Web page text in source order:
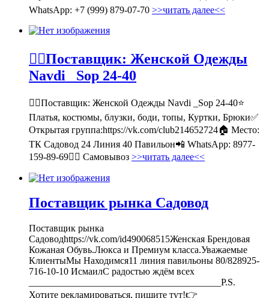
WhatsApp: +7 (999) 879-07-70 >>читать далее<<
💁‍♂Поставщик: Женской Одежды
Navdi _Sop 24-40
💁‍♂Поставщик: Женской Одежды Navdi _Sop 24-40⭐
Платья, костюмы, блузки, боди, топы, Куртки, Брюки✅
Открытая группа:https://vk.com/club214652724🏠 Место:
ТК Садовод 24 Линия 40 Павильон📲 WhatsApp: 8977-
159-89-69🚶‍♀ Самовывоз >>читать далее<<
Поставщик рынка Садовод
Поставщик рынка
Садоводhttps://vk.com/id490068515Женская Брендовая
Кожаная Обувь.Люкса и Премиум класса.Уважаемые
КлиентыМы Находимся11 линия павильоны 80/828925-
716-10-10 ИсмаилС радостью ждём всех
________________________________________P.S.
Хотите рекламироваться, пишите тут!👉